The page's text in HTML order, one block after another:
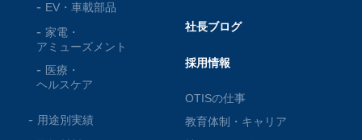
EV・車載部品
家電・
アミューズメント
医療・
ヘルスケア
用途別実績
社長ブログ
採用情報
OTISの仕事
教育体制・キャリア